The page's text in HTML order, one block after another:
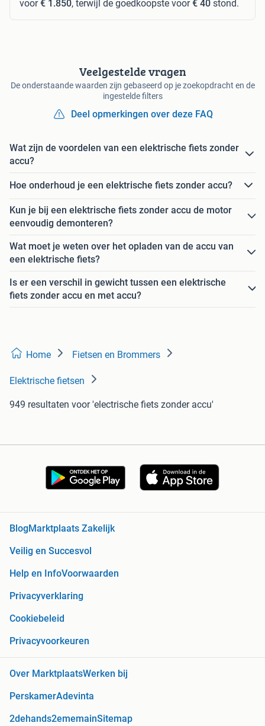
voor€ 1.850, terwijl de goedkoopste voor€ 40 stond.
Veelgestelde vragen
De onderstaande waarden zijn gebaseerd op je zoekopdracht en de
ingestelde filters
Deel opmerkingen over deze FAQ
Wat zijn de voordelen van een elektrische fiets zonder
accu?
Hoe onderhoud je een elektrische fiets zonder accu?
Kun je bij een elektrische fiets zonder accu de motor
eenvoudig demonteren?
Wat moet je weten over het opladen van de accu van
een elektrische fiets?
Is er een verschil in gewicht tussen een elektrische
fiets zonder accu en met accu?
Home Fietsen en Brommers
Elektrische fietsen
949 resultaten voor 'electrische fiets zonder accu'
BlogMarktplaats Zakelijk
Veilig en Succesvol
Help en InfoVoorwaarden
Privacyverklaring
Cookiebeleid
Privacyvoorkeuren
Over MarktplaatsWerken bij
PerskamerAdevinta
2dehands2ememainSitemap